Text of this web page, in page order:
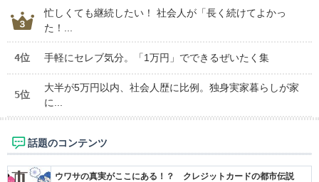
忙しくても継続したい！ 社会人が「長く続けてよかっ
た！...
4位 手軽にセレブ気分。「1万円」でできるぜいたく集
5位
大半が5万円以内、社会人歴に比例。独身実家暮らしが家
に...
話題のコンテンツ
ウワサの真実がここにある！？ クレジットカードの都市伝説